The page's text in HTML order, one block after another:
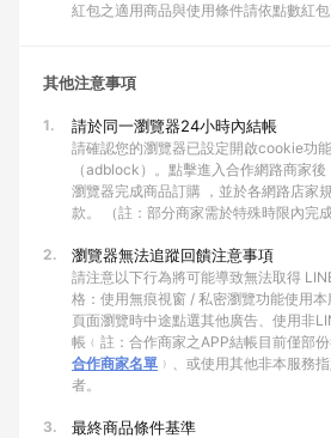
紅包之適用商品與使用條件請依點數紅包
其他注意事項
1. 請於同一瀏覽器24小時內結帳
請確認您的瀏覽器已設定開啟cookie功
（adblock）。點擊進入合作網路商家
瀏覽器完成商品訂購 ，並於各網路店家
款。 （註：部分商家需於特殊時限內完
2. 瀏覽器無法追蹤回饋注意事項
請注意以下行為將可能導致無法取得
格：使用無痕視窗 / 私密瀏覽功能使用
頁面瀏覽時中途點選其他廣告、使用非
帳﹙註：合作商家之APP結帳目前僅部份
合作商家名單 ﹚、或使用其他非本服務
者。
3. 最終商品條件基準